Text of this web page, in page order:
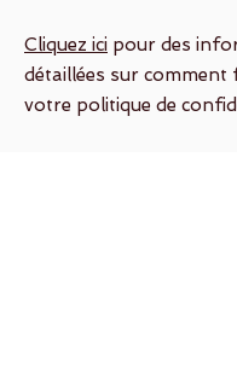
Cliquez ici pour des
détaillées sur
votre politique de